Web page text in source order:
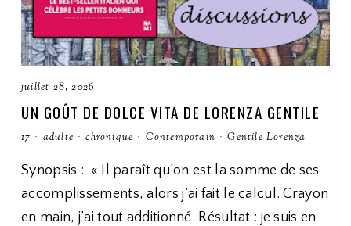
juillet 28, 2026
UN GOÛT DE DOLCE VITA DE LORENZA GENTILE
17 · adulte · chronique · Contemporain · Gentile Lorenza
Synopsis : « Il paraît qu’on est la somme de ses
accomplissements, alors j’ai fait le calcul. Crayon
en main, j’ai tout additionné. Résultat : je suis en